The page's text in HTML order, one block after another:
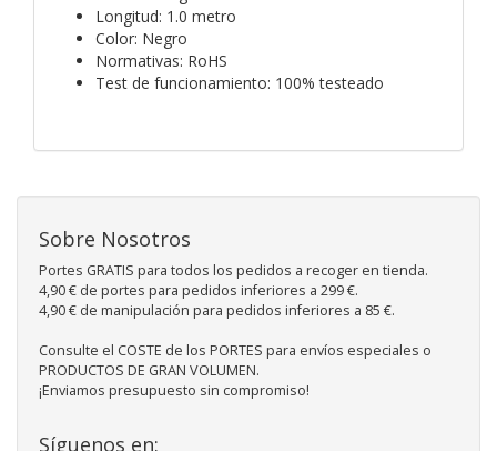
Longitud: 1.0 metro
Color: Negro
Normativas: RoHS
Test de funcionamiento: 100% testeado
Sobre Nosotros
Portes GRATIS para todos los pedidos a recoger en tienda.
4,90 € de portes para pedidos inferiores a 299 €.
4,90 € de manipulación para pedidos inferiores a 85 €.
Consulte el COSTE de los PORTES para envíos especiales o
PRODUCTOS DE GRAN VOLUMEN.
¡Enviamos presupuesto sin compromiso!
Síguenos en: